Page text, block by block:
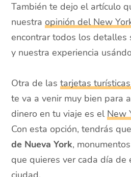
También te dejo el artículo
nuestraopinión del New
encontrar todos los detalles
y nuestra experiencia
Otra de lastarjetas
te va a venir muy bien para
dinero en tu viaje es elNew
Con esta opción, tendrás
de Nueva York,
que quieres ver cada día de